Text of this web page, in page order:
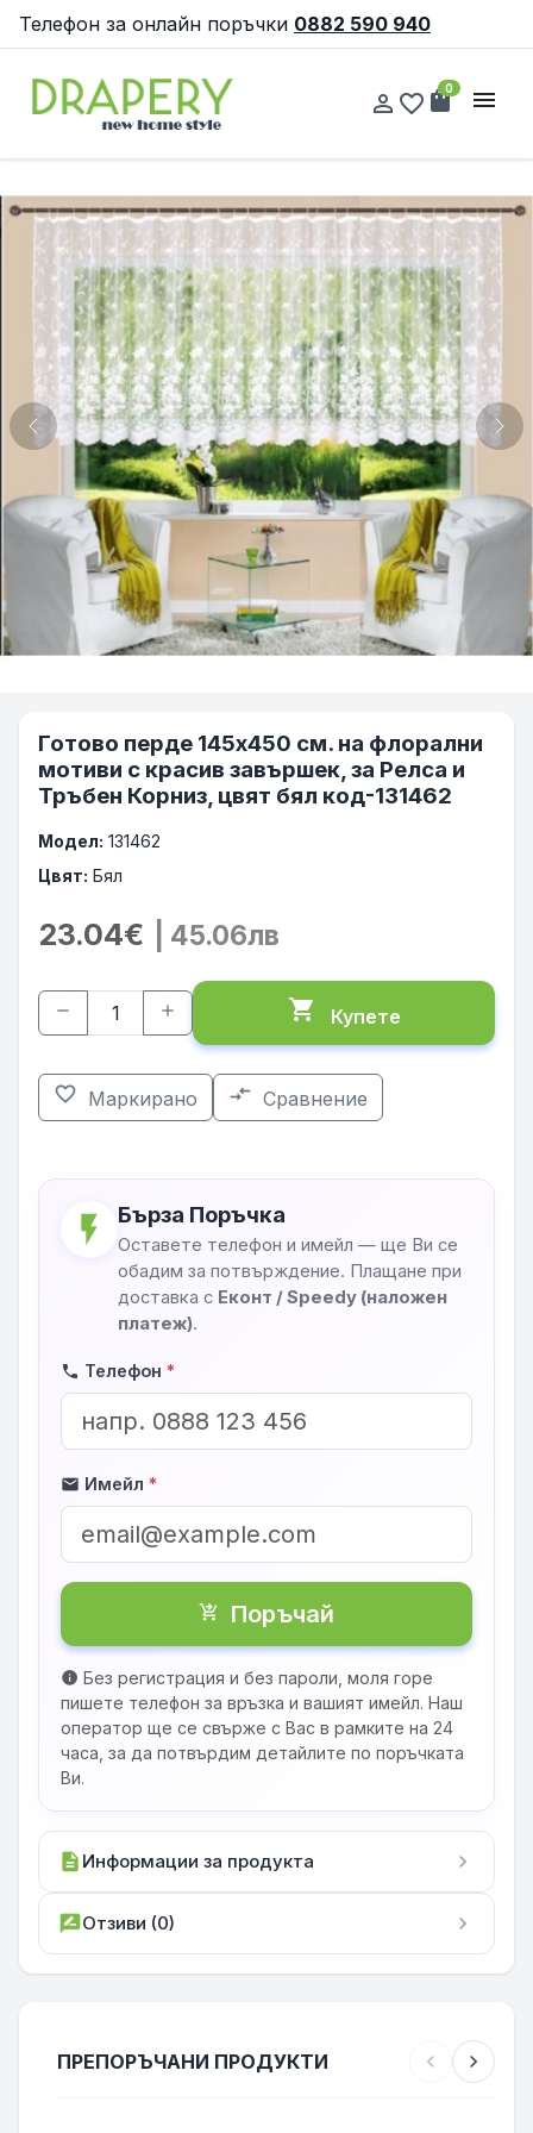
Телефон за онлайн поръчки 0882 590 940
person_outline favorite_border shopping_bag
0 menu
Previous
Готово перде 145х450 см. на флорални
мотиви с красив завършек, за Релса и
Тръбен Корниз, цвят бял код-131462
Модел: 131462
Цвят: Бял
23.04€ | 45.06лв
remove add shopping_cart Купете
favorite_border Маркирано compare_arrows Сравнение
flash_on Бърза Поръчка
Оставете телефон и имейл — ще Ви се
обадим за потвърждение. Плащане при
доставка с Еконт / Speedy (наложен
платеж).
phone Телефон *
mail Имейл *
shopping_cart_checkout Поръчай
info Без регистрация и без пароли, моля горе
пишете телефон за връзка и вашият имейл. Наш
оператор ще се свърже с Вас в рамките на 24
часа, за да потвърдим детайлите по поръчката
Ви.
description Информации за продукта chevron_right
rate_reviewОтзиви (0) chevron_right
ПРЕПОРЪЧАНИ ПРОДУКТИ chevron_left chevron_right